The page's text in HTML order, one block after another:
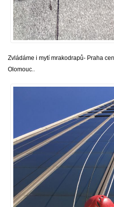
Zvládáme i mytí mrakodrapů- Praha
Olomouc..